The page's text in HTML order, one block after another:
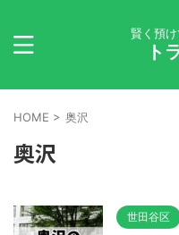
賢く預
ト
HOME > 奥沢
奥沢
世田谷区